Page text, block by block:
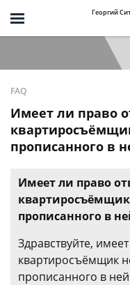
Георгий
FAQ
Имеет ли право
прописанного в
Имеет ли право
квартиросъёмщик
прописанного в
Здравствуйте,
квартиросъёмщик
прописанного в